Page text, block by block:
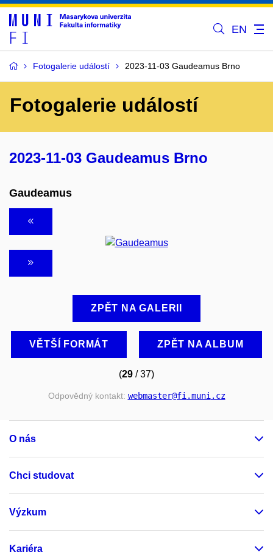
EN
Fotogalerie událostí 2023-11-03 Gaudeamus Brno
Fotogalerie událostí
2023-11-03 Gaudeamus Brno
Gaudeamus
ZPĚT NA GALERII
VĚTŠÍ FORMÁT ZPĚT NA ALBUM
(29 / 37)
Odpovědný kontakt: webmaster@fi.muni.cz
O nás
Chci studovat
Výzkum
Kariéra